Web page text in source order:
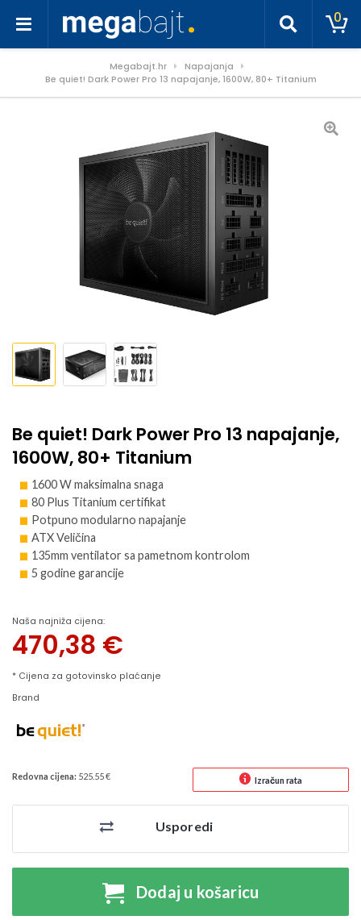
0
Megabajt.hr
Napajanja
Be quiet! Dark Power Pro 13 napajanje, 1600W, 80+ Titanium
Be quiet! Dark Power Pro 13 napajanje,
1600W, 80+ Titanium
1600 W maksimalna snaga
80 Plus Titanium certifikat
Potpuno modularno napajanje
ATX Veličina
135mm ventilator sa pametnom kontrolom
5 godine garancije
Naša najniža cijena:
470,38 €
* Cijena za gotovinsko plaćanje
Brand
Redovna cijena: 525.55 € Izračun rata
Usporedi
Dodaj u košaricu